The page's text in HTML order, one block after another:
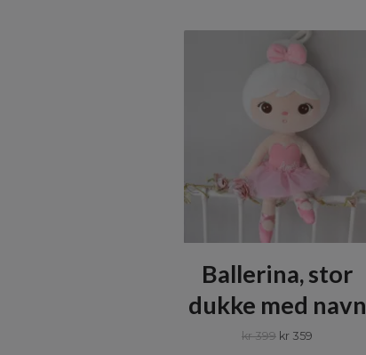
Ballerina, stor
dukke med navn
kr 399 kr 359